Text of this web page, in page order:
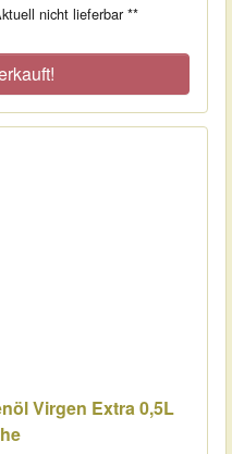
nicht lieferbar **
Virgen Extra 0,5L